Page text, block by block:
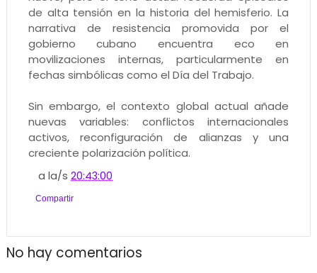
de alta tensión en la historia del hemisferio. La
narrativa de resistencia promovida por el
gobierno cubano encuentra eco en
movilizaciones internas, particularmente en
fechas simbólicas como el Día del Trabajo.
Sin embargo, el contexto global actual añade
nuevas variables: conflictos internacionales
activos, reconfiguración de alianzas y una
creciente polarización política.
a la/s20:43:00
Compartir
No hay comentarios